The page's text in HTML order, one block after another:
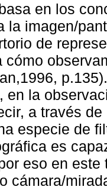
en los
la imagen/
de
cómo
en la
a través
especie de
es
eso en este
cámara/